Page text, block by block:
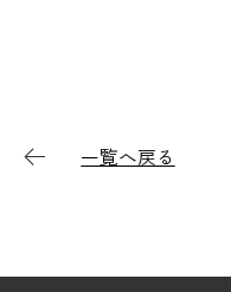
一覧へ戻る